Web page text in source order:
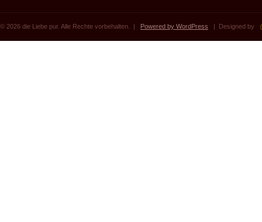
© 2026 die Liebe pur. Alle Rechte vorbehalten. | Powered by WordPress | Designed by